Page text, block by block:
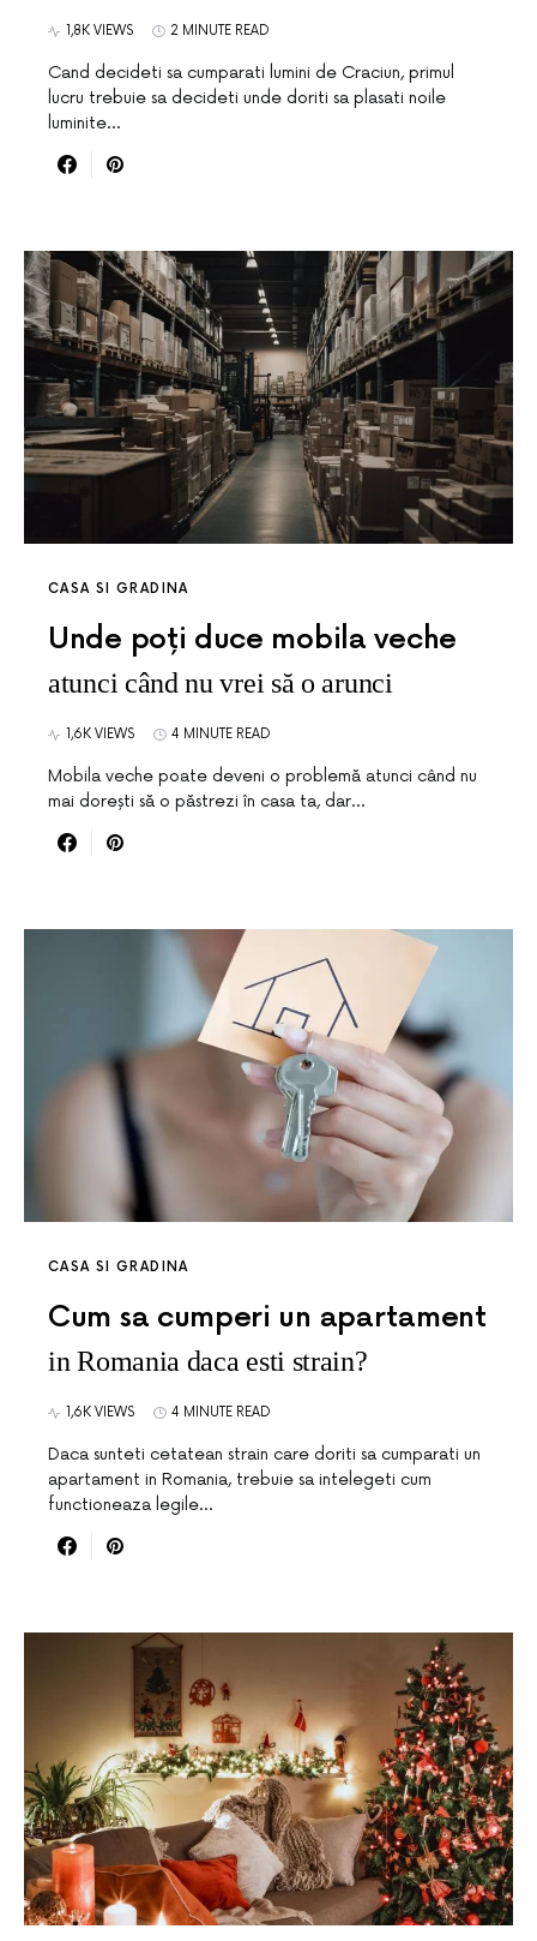
1,8K VIEWS 2 MINUTE READ
Cand decideti sa cumparati lumini de Craciun, primul
lucru trebuie sa decideti unde doriti sa plasati noile
luminite…
CASA SI GRADINA
Unde poți duce mobila veche
atunci când nu vrei să o arunci
1,6K VIEWS 4 MINUTE READ
Mobila veche poate deveni o problemă atunci când nu
mai dorești să o păstrezi în casa ta, dar…
CASA SI GRADINA
Cum sa cumperi un apartament
in Romania daca esti strain?
1,6K VIEWS 4 MINUTE READ
Daca sunteti cetatean strain care doriti sa cumparati un
apartament in Romania, trebuie sa intelegeti cum
functioneaza legile…